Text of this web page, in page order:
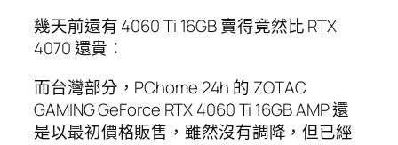
幾天前還有 4060 Ti 16GB 賣得竟然比 RTX
4070 還貴：
而台灣部分，PChome 24h 的 ZOTAC
GAMING GeForce RTX 4060 Ti 16GB AMP 還
是以最初價格販售，雖然沒有調降，但已經